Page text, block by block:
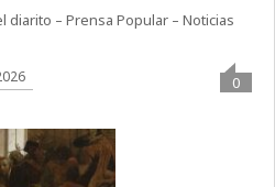
diarito – Prensa Popular – Noticias
0